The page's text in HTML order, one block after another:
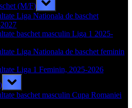
(M/F)
sub-
menu
Liga Nationala de baschet
baschet masculin Liga 1 2025-
Liga Nationala de baschet feminin
Liga 1 Feminin, 2025-2026
Toggle
sub-
menubaschet masculin Cupa Romaniei